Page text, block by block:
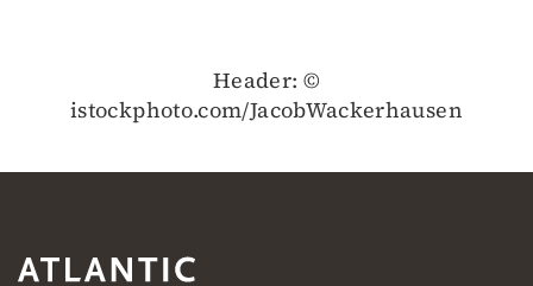
Header: ©
istockphoto.com/JacobWackerhausen